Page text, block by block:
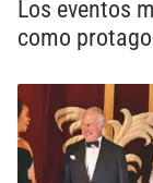
Los eventos
como